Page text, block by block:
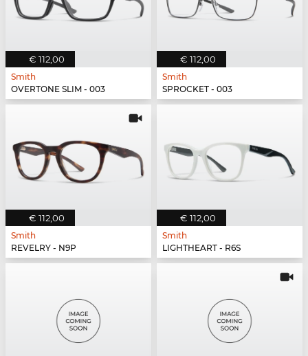
€ 112,00
Smith
OVERTONE SLIM - 003
€ 112,00
Smith
SPROCKET - 003
€ 112,00
Smith
REVELRY - N9P
€ 112,00
Smith
LIGHTHEART - R6S